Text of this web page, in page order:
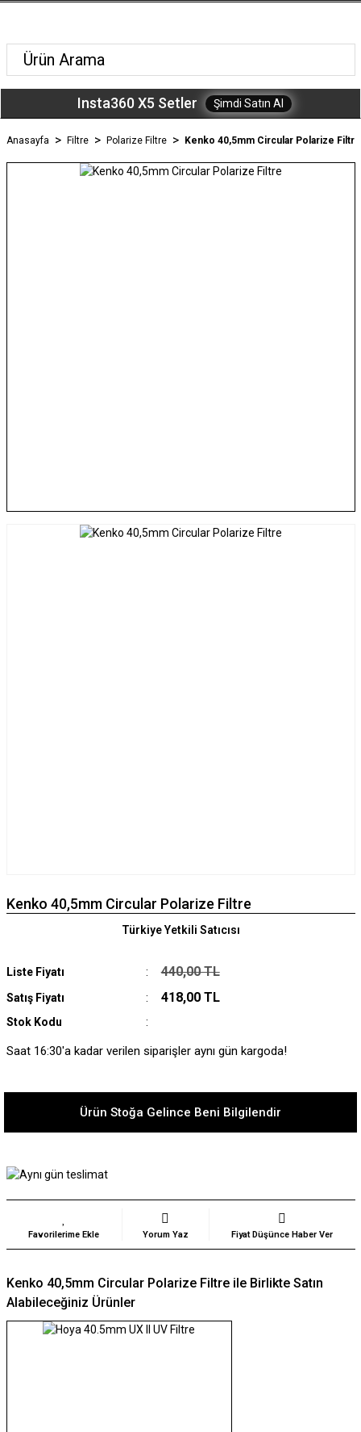
Insta360 X5 Setler Şimdi Satın Al
Anasayfa Filtre Polarize Filtre Kenko 40,5mm Circular Polarize Filtre
Kenko 40,5mm Circular Polarize Filtre
Liste Fiyatı 440,00 TL
Satış Fiyatı 418,00 TL
Stok Kodu
Türkiye Yetkili Satıcısı
Saat 16:30'a kadar verilen siparişler aynı gün kargoda!
Ürün Stoğa Gelince Beni Bilgilendir
Yorum Yaz Fiyat Düşünce Haber Ver
Kenko 40,5mm Circular Polarize Filtre ile Birlikte Satın
Alabileceğiniz Ürünler